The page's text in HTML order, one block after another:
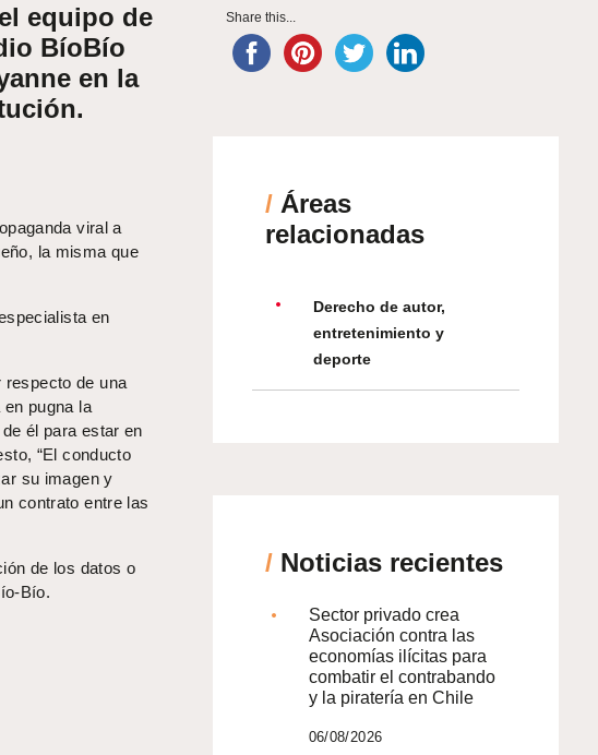
equipo de
BíoBío
en la
viral a
la misma que
en
respecto de una
pugna la
él para estar en
“El conducto
su imagen y
contrato entre las
de los datos o
Bío.
Share this...
/Áreas
relacionadas
Derecho de autor,
entretenimiento y
deporte
/Noticias recientes
Sector privado crea
Asociación contra las
economías ilícitas para
combatir el contrabando
y la piratería en Chile
06/08/2026